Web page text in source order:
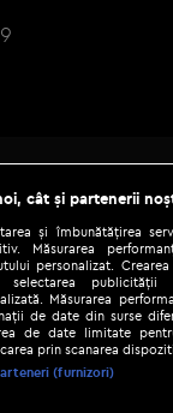
/ DIGI
|
cât și partenerii
și îmbunătățirea
Măsurarea
personalizat.
selectarea publicității
Măsurarea
de date din surse
de date limitate
prin scanarea
(furnizori)